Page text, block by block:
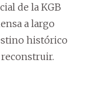
de la KGB
a largo
histórico
reconstruir.